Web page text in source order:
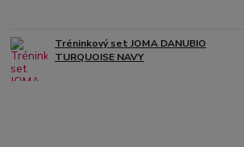
Tréninkový set JOMA DANUBIO
TURQUOISE NAVY